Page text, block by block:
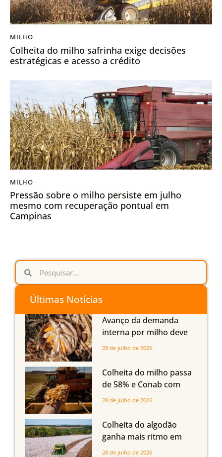
MILHO
Colheita do milho safrinha exige decisões
estratégicas e acesso a crédito
MILHO
Pressão sobre o milho persiste em julho
mesmo com recuperação pontual em
Campinas
Últimas Notícias
Avanço da demanda
interna por milho deve
compensar aumento da
em Mato Grosso, aponta
Imea
28 de julho de 2026
Colheita do milho passa
de 58% e Conab com
boas produtividades em
quedas em Tocantins,
Maranhão e Piauí
28 de julho de 2026
Colheita do algodão
ganha mais ritmo em
Mato Grosso, Mato
28 de julho de 2026